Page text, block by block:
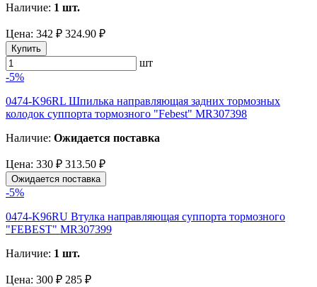
Наличие: 1 шт.
Цена: 342 ₽ 324.90 ₽
Купить
шт
-5%
0474-K96RL Шпилька направляющая задних тормозных
колодок суппорта тормозного "Febest" MR307398
Наличие: Ожидается поставка
Цена: 330 ₽ 313.50 ₽
Ожидается поставка
-5%
0474-K96RU Втулка направляющая суппорта тормозного
"FEBEST" MR307399
Наличие: 1 шт.
Цена: 300 ₽ 285 ₽